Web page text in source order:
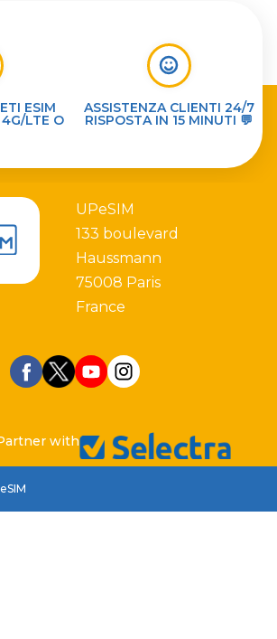
ESIM
LTE O
ASSISTENZA CLIENTI 24/7
RISPOSTA IN 15 MINUTI 💬
UPeSIM
133 boulevard
Haussmann
75008 Paris
France
with